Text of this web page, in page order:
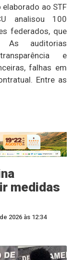
ao STF
analisou 100
federados, que
As auditorias
e
falhas em
Entre as
medidas
2026 às 12:34